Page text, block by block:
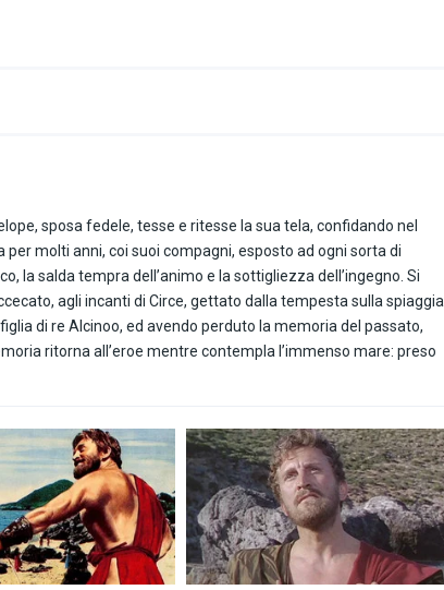
sposa fedele, tesse e ritesse la sua tela, confidando nel
molti anni, coi suoi compagni, esposto ad ogni sorta di
la salda tempra dell’animo e la sottigliezza dell’ingegno. Si
agli incanti di Circe, gettato dalla tempesta sulla spiaggia
di re Alcinoo, ed avendo perduto la memoria del passato,
ritorna all’eroe mentre contempla l’immenso mare: preso